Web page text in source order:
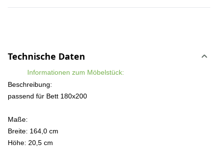
Technische Daten
Informationen zum Möbelstück:
Beschreibung:
passend für Bett 180x200
Maße:
Breite: 164,0 cm
Höhe: 20,5 cm